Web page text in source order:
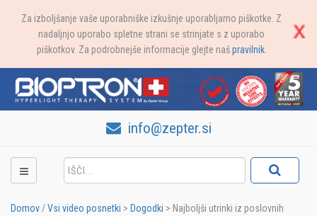
Za izboljšanje vaše uporabniške izkušnje uporabljamo piškotke. Z
nadaljnjo uporabo spletne strani se strinjate s z uporabo
piškotkov. Za podrobnejše informacije glejte našpravilnik.
info@zepter.si
Domov /Vsi video posnetki > Dogodki > Najboljši utrinki iz poslovnih